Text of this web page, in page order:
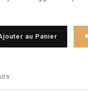
au Panier